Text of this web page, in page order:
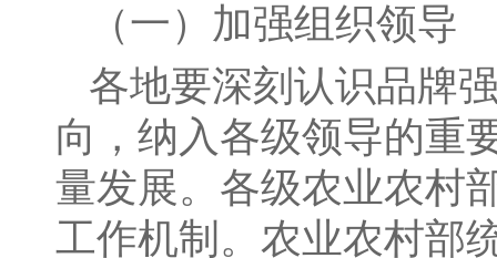
（一）加强组织领导
各地要深刻认识品牌
向，纳入各级领导的重
量发展。各级农业农村
工作机制。农业农村部